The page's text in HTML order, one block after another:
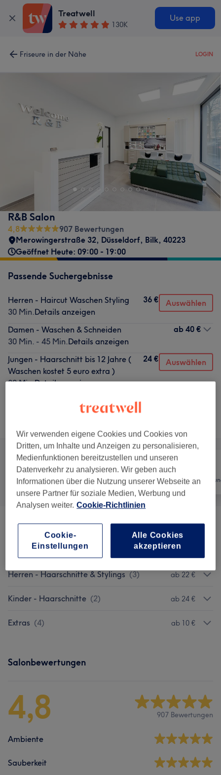
Treatwell
130K
Use app
Friseure in der Nähe LOGIN
R&B Salon
4,8
907 Bewertungen
Merowingerstraße 32, Düsseldorf, Bilk, 40223
Geöffnet Heute: 09:00 - 19:00
Passende Suchergebnisse
Herren - Haircut Waschen Styling
30 Min.Details anzeigen
36 € Auswählen
Damen - Waschen & Schneiden
30 Min. - 45 Min.Details anzeigen
ab 40 €
Jungen - Haarschnitt bis 12 Jahre (
Waschen kostet 5 euro extra )
30 Min.Details anzeigen
24 € Auswählen
Nicht gefunden wonach du gesucht hast?
Alle Friseur
Damen - Haarschnitte & Stylings (3) ab 40 €
Damen - Coloration & Farbe ab 55 €
Herren - Haarschnitte & Stylings (3) ab 22 €
Kinder - Haarschnitte (2) ab 24 €
Extras (4) ab 10 €
Salonbewertungen
4,8 907 Bewertungen
Ambiente
Sauberkeit
Wir verwenden eigene Cookies und Cookies von
Dritten, um Inhalte und Anzeigen zu personalisieren,
Medienfunktionen bereitzustellen und unseren
Datenverkehr zu analysieren. Wir geben auch
Informationen über die Nutzung unserer Webseite an
unsere Partner für soziale Medien, Werbung und
Analysen weiter. Cookie-Richtlinien
Cookie-
Einstellungen
Alle Cookies
akzeptieren